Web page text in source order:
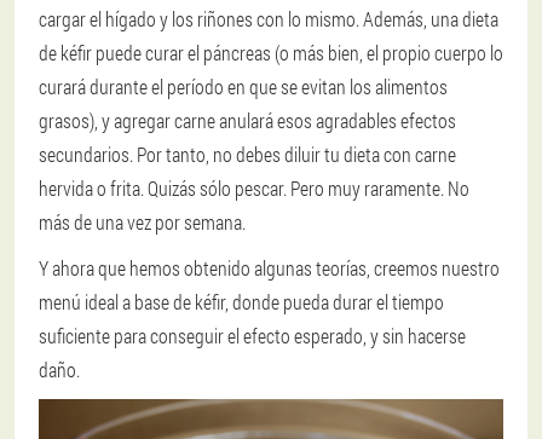
cargar el hígado y los riñones con lo mismo. Además, una dieta
de kéfir puede curar el páncreas (o más bien, el propio cuerpo lo
curará durante el período en que se evitan los alimentos
grasos), y agregar carne anulará esos agradables efectos
secundarios. Por tanto, no debes diluir tu dieta con carne
hervida o frita. Quizás sólo pescar. Pero muy raramente. No
más de una vez por semana.
Y ahora que hemos obtenido algunas teorías, creemos nuestro
menú ideal a base de kéfir, donde pueda durar el tiempo
suficiente para conseguir el efecto esperado, y sin hacerse
daño.